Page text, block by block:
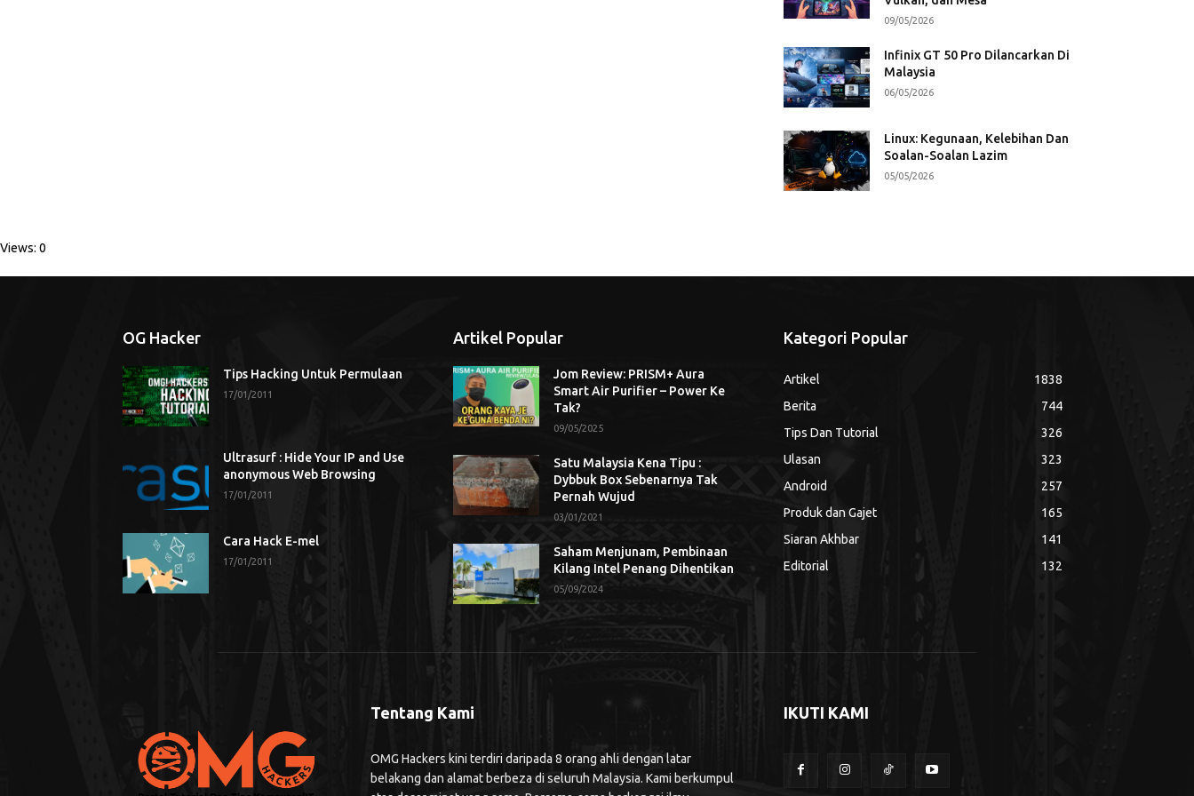
09/05/2026
Infinix GT 50 Pro Dilancarkan Di
Malaysia
06/05/2026
Linux: Kegunaan, Kelebihan Dan
Soalan-Soalan Lazim
05/05/2026
Views: 0
OG Hacker
Tips Hacking Untuk Permulaan
17/01/2011
Ultrasurf : Hide Your IP and Use
anonymous Web Browsing
17/01/2011
Cara Hack E-mel
17/01/2011
Artikel Popular
Jom Review: PRISM+ Aura
Smart Air Purifier – Power Ke
Tak?
09/05/2025
Satu Malaysia Kena Tipu :
Dybbuk Box Sebenarnya Tak
Pernah Wujud
03/01/2021
Saham Menjunam, Pembinaan
Kilang Intel Penang Dihentikan
05/09/2024
Kategori Popular
Artikel
1838
Berita
744
Tips Dan Tutorial
326
Ulasan
323
Android
257
Produk dan Gajet
165
Siaran Akhbar
141
Editorial
132
Tentang Kami
OMG Hackers kini terdiri daripada 8 orang ahli dengan latar
belakang dan alamat berbeza di seluruh Malaysia. Kami berkumpul
IKUTI KAMI